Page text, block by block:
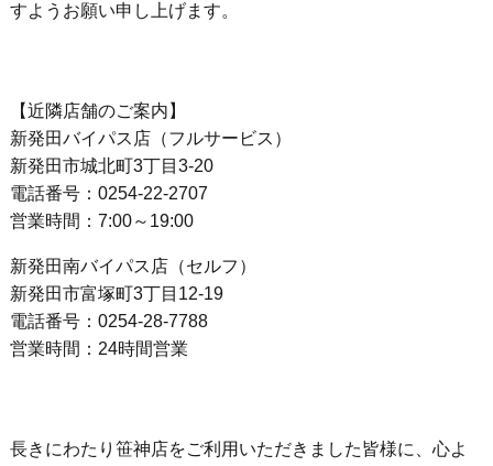
すようお願い申し上げます。
【近隣店舗のご案内】
新発田バイパス店（フルサービス）
新発田市城北町3丁目3-20
電話番号：0254-22-2707
営業時間：7:00～19:00
新発田南バイパス店（セルフ）
新発田市富塚町3丁目12-19
電話番号：0254-28-7788
営業時間：24時間営業
長きにわたり笹神店をご利用いただきました皆様に、心よ